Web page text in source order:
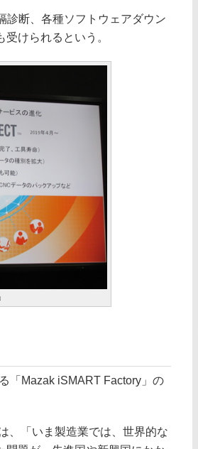
断、各種ソフトウェアダウン
けられるという。
「Mazak iSMART Factory」の
、「いま製造業では、世界的な